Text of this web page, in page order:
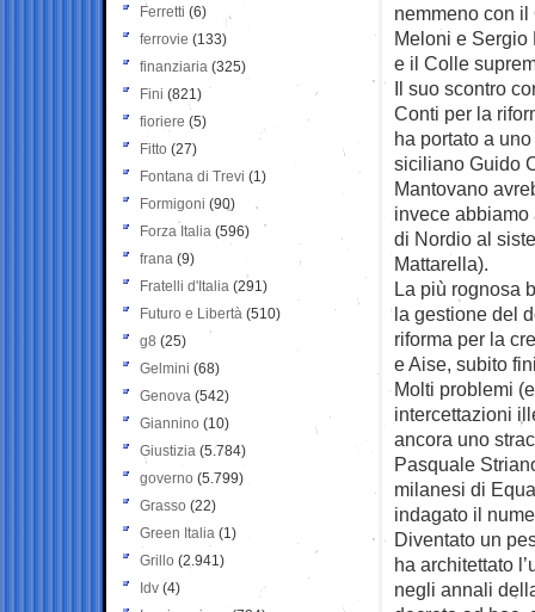
nemmeno con il
Meloni e Sergio
e il Colle
Il suo scontro
Conti per la
ha portato a
siciliano Guido
Mantovano
invece
di Nordio al
Mattarella).
La più rognosa
la gestione del
riforma per la
e Aise, subito
Molti problemi
intercettazioni
ancora uno
Pasquale
milanesi di
indagato il
Diventato un
ha architettato
negli annali
Ferretti (6)
ferrovie (133)
finanziaria (325)
Fini (821)
fioriere (5)
Fitto (27)
Fontana di Trevi (1)
Formigoni (90)
Forza Italia (596)
frana (9)
Fratelli d'Italia (291)
Futuro e Libertà (510)
g8 (25)
Gelmini (68)
Genova (542)
Giannino (10)
Giustizia (5.784)
governo (5.799)
Grasso (22)
Green Italia (1)
Grillo (2.941)
Idv (4)